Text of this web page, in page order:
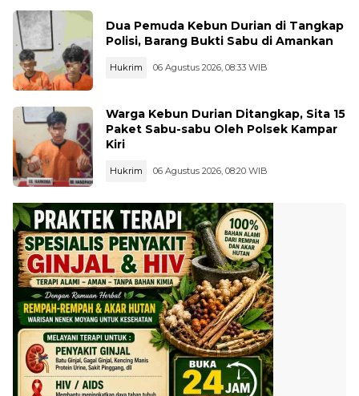
Dua Pemuda Kebun Durian di Tangkap
Polisi, Barang Bukti Sabu di Amankan
Hukrim 06 Agustus 2026, 08:33 WIB
Warga Kebun Durian Ditangkap, Sita 15
Paket Sabu-sabu Oleh Polsek Kampar
Kiri
Hukrim 06 Agustus 2026, 08:20 WIB